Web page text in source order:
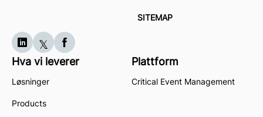
SITEMAP
Hva vi leverer
Løsninger
Products
Plattform
Critical Event Management